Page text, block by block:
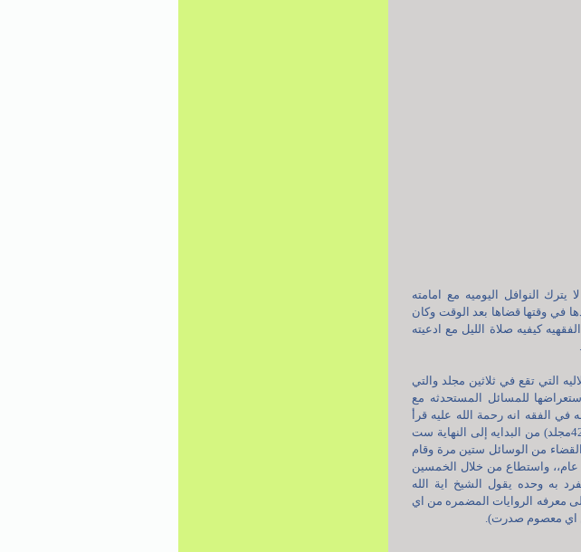
النوافل اليوميه مع امامته
في وقتها قضاها بعد الوقت وكان
كيفيه صلاة الليل مع ادعيته
التي تقع في ثلاثين مجلد والتي
استعراضها للمسائل المستحدثه مع
في الفقه انه رحمة الله عليه قرأ
الكتب الفقهيه طوال عمره، فقد قرأ كتاب جواهر الكلام (42مجلد) من البدايه إلى النهاية ست
مرتين وقرأ كتاب القضاء من الوسائل ستين مرة وقام
واستطاع من خلال الخمسين
به وحده يقول الشيخ اية الله
معرفه الروايات المضمره من اي
اي معصوم صدرت).